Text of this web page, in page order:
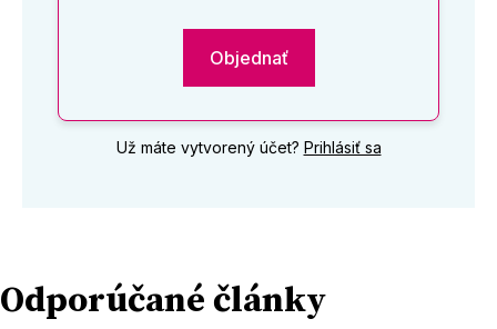
Objednať
Už máte vytvorený účet? Prihlásiť sa
Odporúčané články